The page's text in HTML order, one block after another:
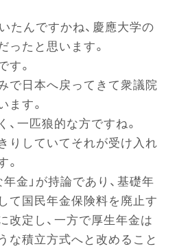
電話する
たんですかね、慶應大学の
ったと思います。
す。
で日本へ戻ってきて衆議院
ます。
一匹狼的な方ですね。
りしていてそれが受け入れ
。
金」が持論であり、基礎年
て国民年金保険料を廃止す
改定し、一方で厚生年金は
な積立方式へと改めること